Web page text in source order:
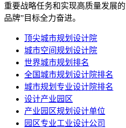
重要战略任务和实现高质量发展
品牌”目标全力奋进。
顶尖城市规划设计院
城市空间规划设计院
世界城市规划排名
全国城市规划设计院排名
城市规划专业设计院排名
设计产业园区
产业园区规划设计单位
园区专业工业设计公司